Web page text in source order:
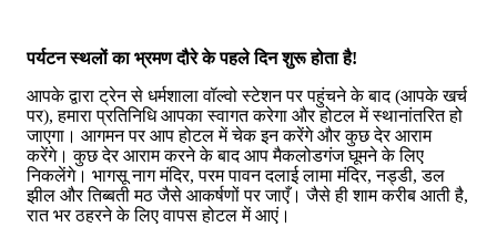
पर्यटन स्थलों का भ्रमण दौरे के पहले दिन शुरू होता है!
आपके द्वारा ट्रेन से धर्मशाला वॉल्वो स्टेशन पर पहुंचने के बाद (आपके खर्च
पर), हमारा प्रतिनिधि आपका स्वागत करेगा और होटल में स्थानांतरित हो
जाएगा। आगमन पर आप होटल में चेक इन करेंगे और कुछ देर आराम
करेंगे। कुछ देर आराम करने के बाद आप मैकलोडगंज घूमने के लिए
निकलेंगे। भागसू नाग मंदिर, परम पावन दलाई लामा मंदिर, नड्डी, डल
झील और तिब्बती मठ जैसे आकर्षणों पर जाएँ। जैसे ही शाम करीब आती है,
रात भर ठहरने के लिए वापस होटल में आएं।